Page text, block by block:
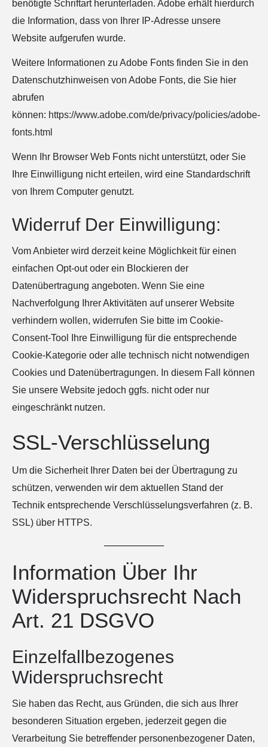
benötigte Schriftart herunterladen. Adobe erhält hierdurch
die Information, dass von Ihrer IP-Adresse unsere
Website aufgerufen wurde.
Weitere Informationen zu Adobe Fonts finden Sie in den
Datenschutzhinweisen von Adobe Fonts, die Sie hier
abrufen
können: https://www.adobe.com/de/privacy/policies/adobe-
fonts.html
Wenn Ihr Browser Web Fonts nicht unterstützt, oder Sie
Ihre Einwilligung nicht erteilen, wird eine Standardschrift
von Ihrem Computer genutzt.
Widerruf Der Einwilligung:
Vom Anbieter wird derzeit keine Möglichkeit für einen
einfachen Opt-out oder ein Blockieren der
Datenübertragung angeboten. Wenn Sie eine
Nachverfolgung Ihrer Aktivitäten auf unserer Website
verhindern wollen, widerrufen Sie bitte im Cookie-
Consent-Tool Ihre Einwilligung für die entsprechende
Cookie-Kategorie oder alle technisch nicht notwendigen
Cookies und Datenübertragungen. In diesem Fall können
Sie unsere Website jedoch ggfs. nicht oder nur
eingeschränkt nutzen.
SSL-Verschlüsselung
Um die Sicherheit Ihrer Daten bei der Übertragung zu
schützen, verwenden wir dem aktuellen Stand der
Technik entsprechende Verschlüsselungsverfahren (z. B.
SSL) über HTTPS.
Information Über Ihr
Widerspruchsrecht Nach
Art. 21 DSGVO
Einzelfallbezogenes
Widerspruchsrecht
Sie haben das Recht, aus Gründen, die sich aus Ihrer
besonderen Situation ergeben, jederzeit gegen die
Verarbeitung Sie betreffender personenbezogener Daten,